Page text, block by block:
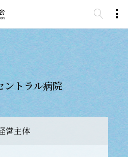
ントラル病院
営主体